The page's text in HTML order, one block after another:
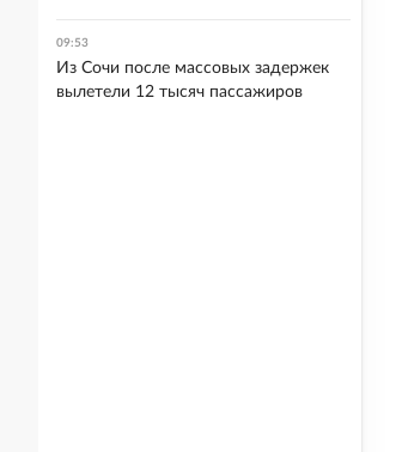
09:53
Из Сочи после массовых задержек
вылетели 12 тысяч пассажиров